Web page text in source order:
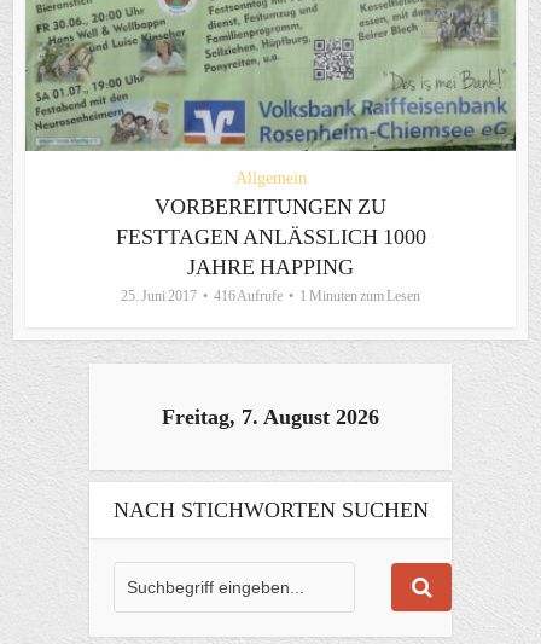
Allgemein
VORBEREITUNGEN ZU
FESTTAGEN ANLÄSSLICH 1000
JAHRE HAPPING
25. Juni 2017 416 Aufrufe 1 Minuten zum Lesen
Freitag, 7. August 2026
NACH STICHWORTEN SUCHEN